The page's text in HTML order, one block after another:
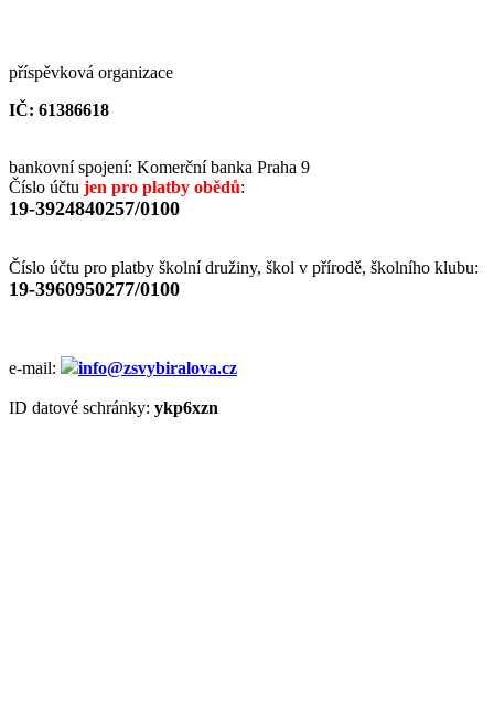
příspěvková organizace
IČ: 61386618
bankovní spojení: Komerční banka Praha 9
Číslo účtu jen pro platby obědů:
19-3924840257/0100
Číslo účtu pro platby školní družiny, škol v přírodě, školního klubu:
19-3960950277/0100
e-mail: info@zsvybiralova.cz
ID datové schránky: ykp6xzn